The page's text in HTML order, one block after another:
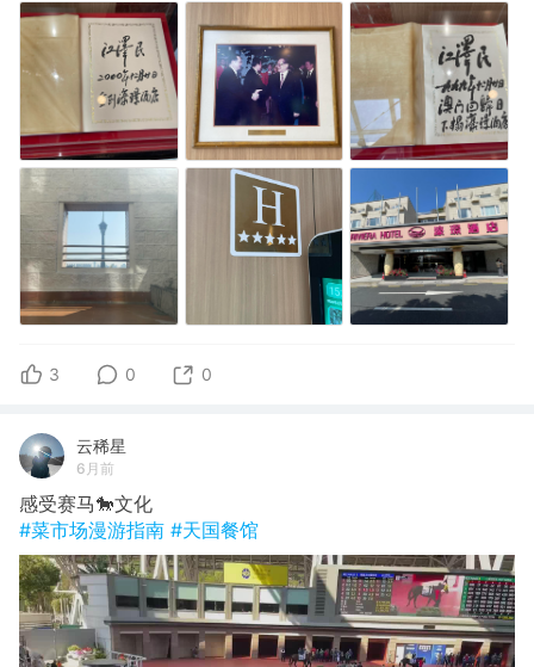
3 0 0
云稀星
6月前
感受赛马🐎文化
#菜市场漫游指南 #天国餐馆